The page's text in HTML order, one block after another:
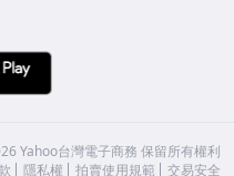
Yahoo台灣電子商務 保留所有權利
隱私權 拍賣使用規範 交易安全